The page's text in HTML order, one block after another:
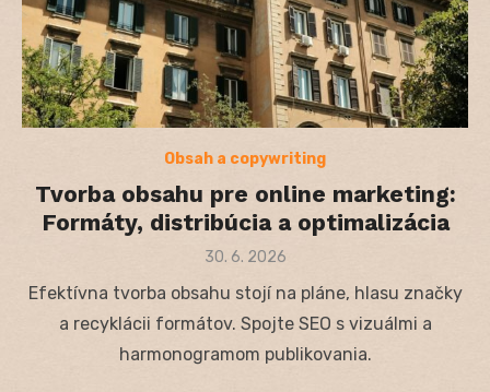
Obsah a copywriting
Tvorba obsahu pre online marketing:
Formáty, distribúcia a optimalizácia
Posted
30. 6. 2026
Efektívna tvorba obsahu stojí na pláne, hlasu značky
a recyklácii formátov. Spojte SEO s vizuálmi a
harmonogramom publikovania.